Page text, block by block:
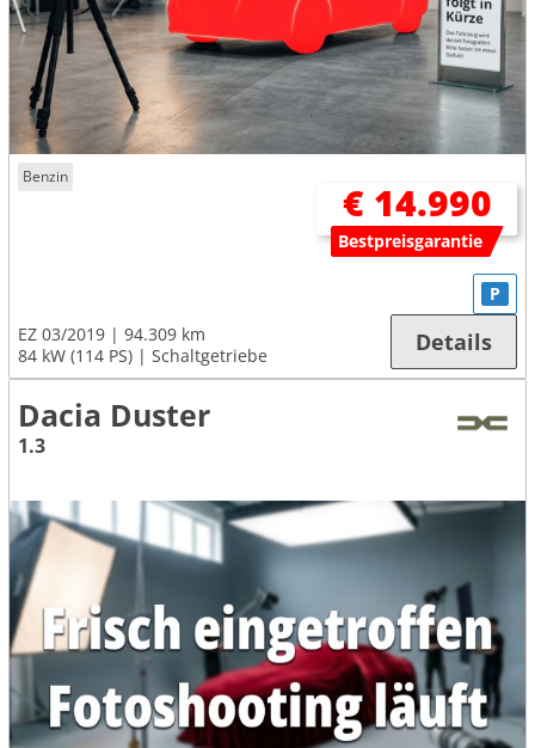
Benzin
€ 14.990
Bestpreisgarantie
EZ 03/2019
94.309 km
84 kW (114 PS)
Schaltgetriebe
P
Details
Dacia Duster
1.3